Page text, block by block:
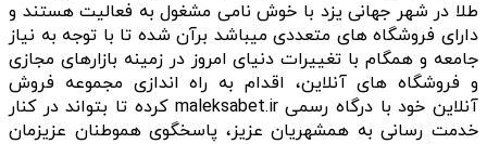
طلا در شهر جهانی یزد با خوش نامی مشغول به فعالیت هستند و
دارای فروشگاه های متعددی میباشد برآن شده تا با توجه به نیاز
جامعه و همگام با تغییرات دنیای امروز در زمینه بازارهای مجازی
و فروشگاه های آنلاین، اقدام به راه اندازی مجموعه فروش
آنلاین خود با درگاه رسمی maleksabet.ir کرده تا بتواند در کنار
خدمت رسانی به همشهریان عزیز، پاسخگوی هموطنان عزیزمان